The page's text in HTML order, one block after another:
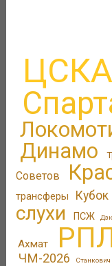
ЦСКА
Динамо
Советов
трансферы
слухи
ПСЖ
Ахмат
ЧМ-2026 Станкович